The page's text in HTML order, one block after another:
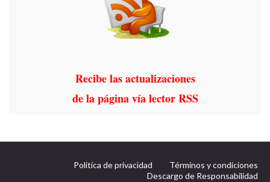
Recibe las actualizaciones
de la página vía lector RSS
Política de privacidad
Términos y condiciones
Descargo de Responsabilidad